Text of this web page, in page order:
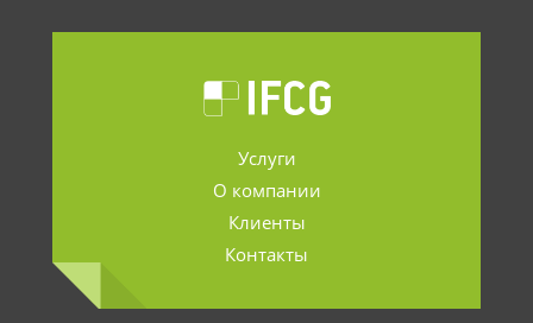
Услуги
О компании
Клиенты
Контакты